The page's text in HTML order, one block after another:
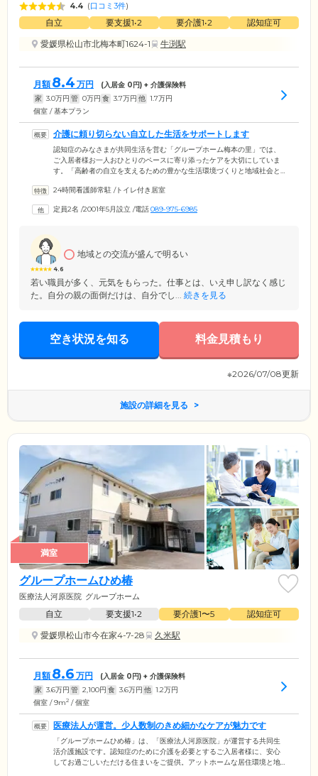
4.4 (口コミ3件)
自立 要支援1•2 要介護1•2
認知症可
愛媛県松山市北梅本町1624-1
牛渕駅
月額 8.4 万円 (入居金 0円) + 介護保険料
家 3.0万円 管 0万円 食 3.7万円 他 1.7万円
個室 / 基本プラン
介護に頼り切らない自立した生活をサポートします
認知症のみなさまが共同生活を営む「グループホーム梅本の里」では、
ご入居者様お一人おひとりのペースに寄り添ったケアを大切にしていま
す。「高齢者の自立を支えるための豊かな生活環境づくりと地域社会と
り切らない自立した生活を送れるようサポート。認知症に対する正しい
と自立性尊重の原則に立って、きめ細やかなアプローチを行っていま
24時間看護師常駐 /トイレ付き居室
定員2名 /2001年5月設立 /電話089-975-6985
4.6
地域との交流が盛んで明るい
若い職員が多く、元気をもらった。仕事とは、いえ申し訳なく感じ
た。自分の親の面倒だけは、自分でし... 続きを見る
空き状況を知る 料金見積もり
※2026/07/08更新
施設の詳細を見る
満室
グループホームひめ椿
医療法人河原医院 グループホーム
自立 要支援1•2 要介護1〜5
認知症可
愛媛県松山市今在家4-7-28
久米駅
月額 8.6 万円 (入居金 0円) + 介護保険料
家 3.6万円 管 2,100円 食 3.6万円 他 1.2万円
個室 / 9m2 / 個室
医療法人が運営。少人数制のきめ細かなケアが魅力です
「グループホームひめ椿」は、「医療法人河原医院」が運営する共同生
活介護施設です。認知症のために介護を必要とするご入居者様に、安心
してお過ごしいただける住まいをご提供。アットホームな居住環境と地